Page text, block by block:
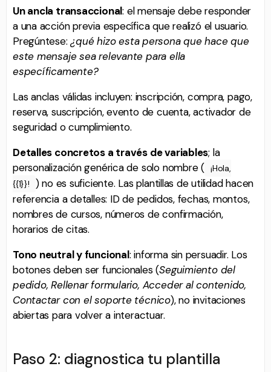
Un ancla transaccional: el mensaje debe responder
a una acción previa específica que realizó el usuario.
Pregúntese:¿qué hizo esta persona que hace que
este mensaje sea relevante para ella
específicamente?
Las anclas válidas incluyen: inscripción, compra, pago,
reserva, suscripción, evento de cuenta, activador de
seguridad o cumplimiento.
Detalles concretos a través de variables; la
personalización genérica de solo nombre ( ¡Hola,
{{1}}!
) no es suficiente. Las plantillas de utilidad hacen
referencia a detalles: ID de pedidos, fechas, montos,
nombres de cursos, números de confirmación,
horarios de citas.
Tono neutral y funcional: informa sin persuadir. Los
botones deben ser funcionales (Seguimiento del
pedido, Rellenar formulario, Acceder al contenido,
Contactar con el soporte técnico), no invitaciones
abiertas para volver a interactuar.
Paso 2: diagnostica tu plantilla